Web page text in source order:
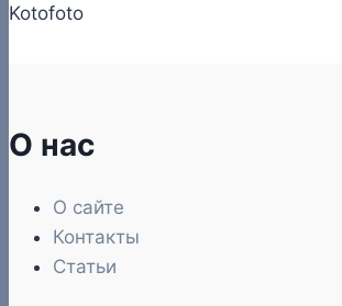
Kotofoto
О нас
О сайте
Контакты
Статьи